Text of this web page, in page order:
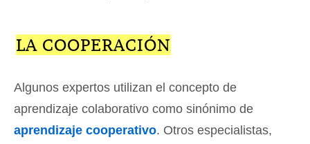
LA COOPERACIÓN
Algunos expertos utilizan el concepto de
aprendizaje colaborativo como sinónimo de
aprendizaje cooperativo. Otros especialistas,